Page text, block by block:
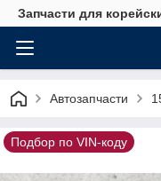
Запчасти для
Автозапчасти
Подбор по VIN-коду